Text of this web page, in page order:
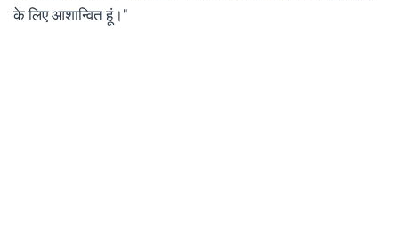
के लिए आशान्वित हूं।"